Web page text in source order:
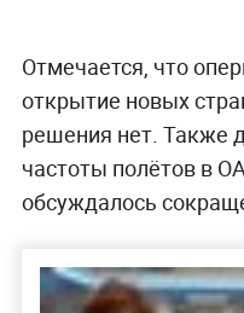
Отмечается, что
открытие новых
решения нет. Также
частоты полётов в
обсуждалось